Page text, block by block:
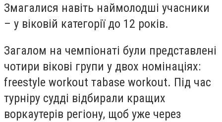
Змагалися навіть наймолодші учасники
– у віковій категорії до 12 років.
Загалом на чемпіонаті були представлені
чотири вікові групи у двох номінаціях:
freestyle workout таbase workout. Під час
турніру судді відбирали кращих
воркаутерів регіону, щоб уже через